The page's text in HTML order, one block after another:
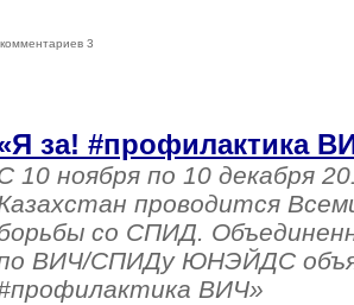
комментариев 3
за! #профилактика
10 ноября по 10 декабря
проводится
со СПИД.
ВИЧ/СПИДу ЮНЭЙДС
ВИЧ»